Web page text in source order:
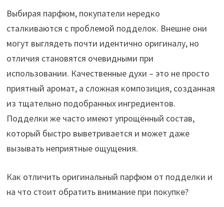
Выбирая парфюм, покупатели нередко
сталкиваются с проблемой подделок. Внешне они
могут выглядеть почти идентично оригиналу, но
отличия становятся очевидными при
использовании. Качественные духи – это не просто
приятный аромат, а сложная композиция, созданная
из тщательно подобранных ингредиентов.
Подделки же часто имеют упрощённый состав,
который быстро выветривается и может даже
вызывать неприятные ощущения.
Как отличить оригинальный парфюм от подделки и
на что стоит обратить внимание при покупке?